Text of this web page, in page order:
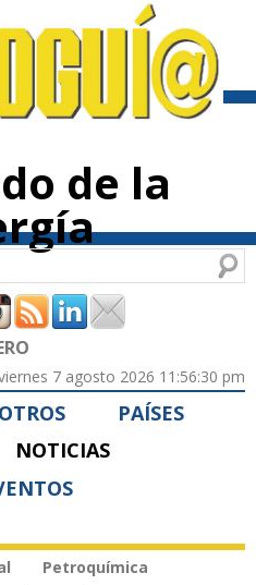
de la
7 agosto 2026 11:56:30 pm
PAÍSES
NOTICIAS
Petroquímica